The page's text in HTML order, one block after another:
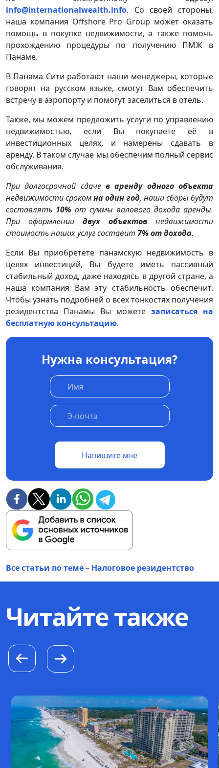
info@internationalwealth.info. Со своей стороны,
наша компания Offshore Pro Group может оказать
помощь в покупке недвижимости, а также помочь
прохождению процедуры по получению ПМЖ в
Панаме.
В Панама Сити работают наши менеджеры, которые
говорят на русском языке, смогут Вам обеспечить
встречу в аэропорту и помогут заселиться в отель.
Также, мы можем предложить услуги по управлению
недвижимостью, если Вы покупаете её в
инвестиционных целях, и намерены сдавать в
аренду. В таком случае мы обеспечим полный сервис
обслуживания.
При долгосрочной сдаче в аренду одного объекта
недвижимости срокомна один год, наши сборы будут
составлять 10% от суммы валового дохода аренды.
При оформлении двух объектов недвижимости
стоимость наших услуг составит 7% от дохода.
Если Вы приобретёте панамскую недвижимость в
целях инвестиций, Вы будете иметь пассивный
стабильный доход, даже находясь в другой стране, а
наша компания Вам эту стабильность обеспечит.
Чтобы узнать подробней о всех тонкостях получения
резидентства Панамы Вы можете записаться на
бесплатную консультацию.
Нужна консультация?
Напишите мне
Все статьи по теме – Налоговое резидентство
Читайте также